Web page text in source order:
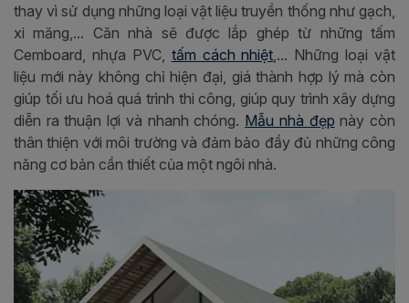
thay vì sử dụng những loại vật liệu truyền thống như gạch,
xi măng,... Căn nhà sẽ được lắp ghép từ những tấm
Cemboard, nhựa PVC, tấm cách nhiệt,... Những loại vật
liệu mới này không chỉ hiện đại, giá thành hợp lý mà còn
giúp tối ưu hoá quá trình thi công, giúp quy trình xây dựng
diễn ra thuận lợi và nhanh chóng. Mẫu nhà đẹp này còn
thân thiện với môi trường và đảm bảo đầy đủ những công
năng cơ bản cần thiết của một ngôi nhà.